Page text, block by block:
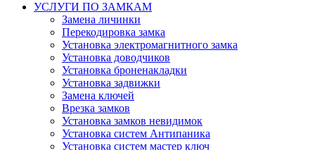
УСЛУГИ ПО ЗАМКАМ
Замена личинки
Перекодировка замка
Установка электромагнитного замка
Установка доводчиков
Установка броненакладки
Установка задвижки
Замена ключей
Врезка замков
Установка замков невидимок
Установка систем Антипаника
Установка систем мастер ключ